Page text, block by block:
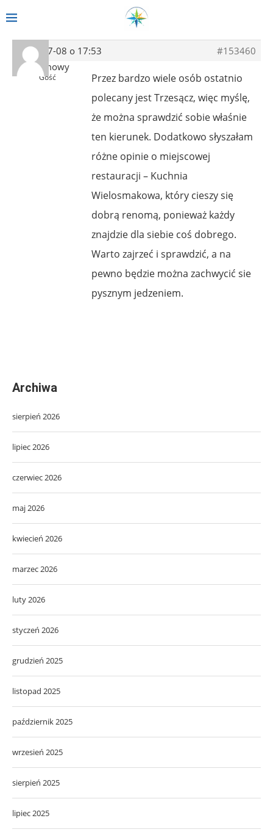
2019-07-08 o 17:53
#153460
Anonimowy
Gość
Przez bardzo wiele osób ostatnio
polecany jest Trzesącz, więc myślę,
że można sprawdzić sobie właśnie
ten kierunek. Dodatkowo słyszałam
różne opinie o miejscowej
restauracji – Kuchnia
Wielosmakowa, który cieszy się
dobrą renomą, ponieważ każdy
znajdzie dla siebie coś dobrego.
Warto zajrzeć i sprawdzić, a na
pewno będzie można zachwycić sie
pysznym jedzeniem.
Archiwa
sierpień 2026
lipiec 2026
czerwiec 2026
maj 2026
kwiecień 2026
marzec 2026
luty 2026
styczeń 2026
grudzień 2025
listopad 2025
październik 2025
wrzesień 2025
sierpień 2025
lipiec 2025